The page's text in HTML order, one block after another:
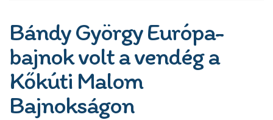
Bándy György Európa-
bajnok volt a vendég a
Kőkúti Malom
Bajnokságon